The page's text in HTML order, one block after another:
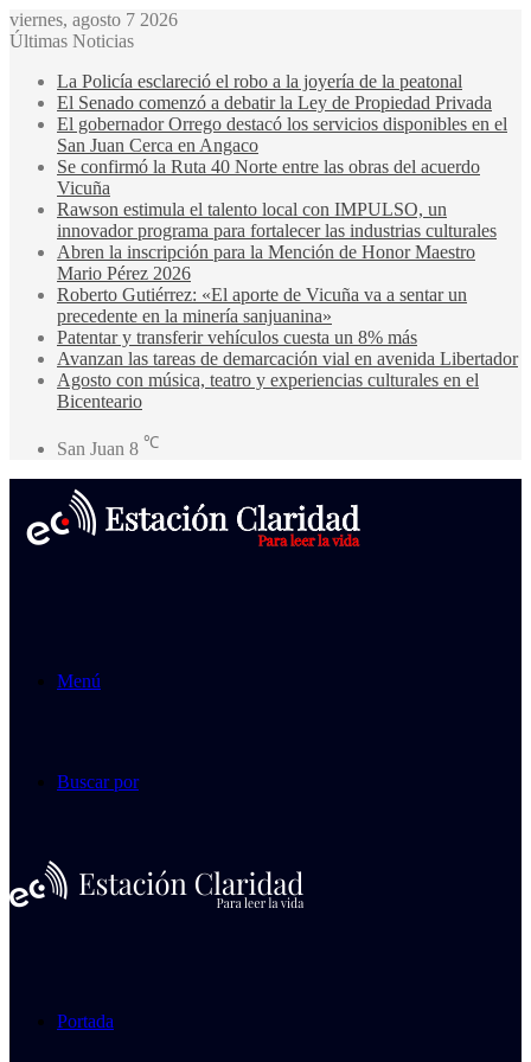
viernes, agosto 7 2026
Últimas Noticias
La Policía esclareció el robo a la joyería de la peatonal
El Senado comenzó a debatir la Ley de Propiedad Privada
El gobernador Orrego destacó los servicios disponibles en el
San Juan Cerca en Angaco
Se confirmó la Ruta 40 Norte entre las obras del acuerdo
Vicuña
Rawson estimula el talento local con IMPULSO, un
innovador programa para fortalecer las industrias culturales
Abren la inscripción para la Mención de Honor Maestro
Mario Pérez 2026
Roberto Gutiérrez: «El aporte de Vicuña va a sentar un
precedente en la minería sanjuanina»
Patentar y transferir vehículos cuesta un 8% más
Avanzan las tareas de demarcación vial en avenida Libertador
Agosto con música, teatro y experiencias culturales en el
Bicenteario
San Juan 8 ℃
Menú
Buscar por
Portada